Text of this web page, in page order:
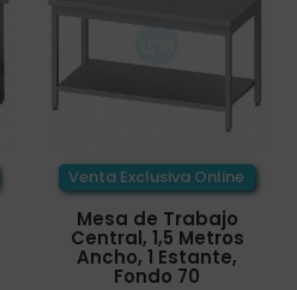
Venta Exclusiva Online
Mesa de Trabajo
Central, 1,5 Metros
Ancho, 1 Estante,
Fondo 70